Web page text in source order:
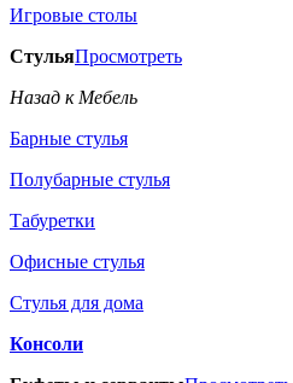
Игровые столы
СтульяПросмотреть
Назад к Мебель
Барные стулья
Полубарные стулья
Табуретки
Офисные стулья
Стулья для дома
Консоли